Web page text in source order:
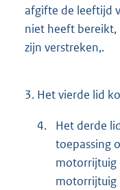
afgifte de leeftijd
niet heeft bereikt,
zijn verstreken,.
3. Het vierde lid
4.
Het derde
toepassing
motorrijtuig
motorrijtuig